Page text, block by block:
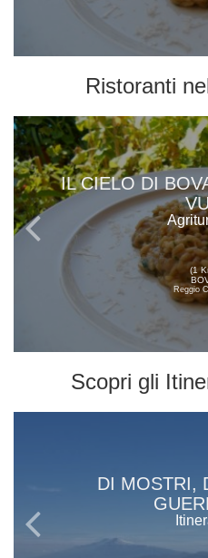
Ristoranti
IL CIELO DI
(1
Reggio
Scopri gli
DI MOSTRI,